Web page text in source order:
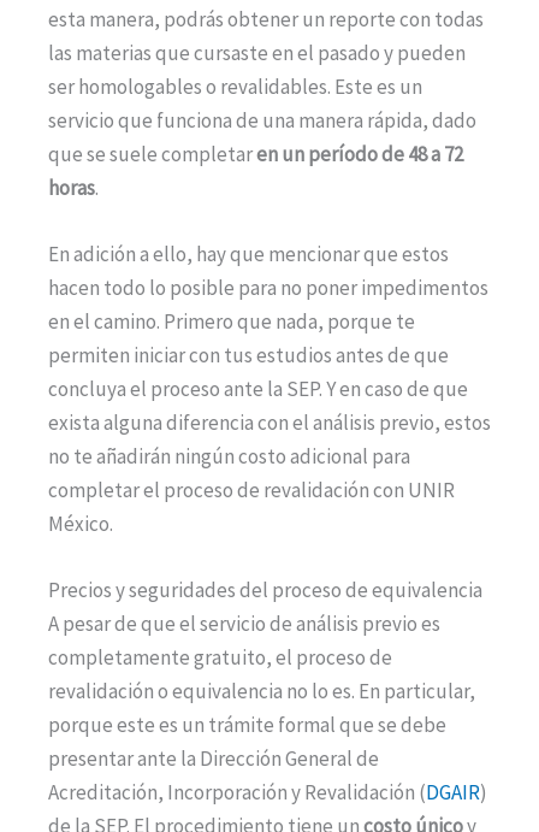
esta manera, podrás obtener un reporte con todas
las materias que cursaste en el pasado y pueden
ser homologables o revalidables. Este es un
servicio que funciona de una manera rápida, dado
que se suele completaren un período de 48 a 72
horas.
En adición a ello, hay que mencionar que estos
hacen todo lo posible para no poner impedimentos
en el camino. Primero que nada, porque te
permiten iniciar con tus estudios antes de que
concluya el proceso ante la SEP. Y en caso de que
exista alguna diferencia con el análisis previo, estos
no te añadirán ningún costo adicional para
completar el proceso de revalidación con UNIR
México.
Precios y seguridades del proceso de equivalencia
A pesar de que el servicio de análisis previo es
completamente gratuito, el proceso de
revalidación o equivalencia no lo es. En particular,
porque este es un trámite formal que se debe
presentar ante la Dirección General de
Acreditación, Incorporación y Revalidación (DGAIR)
de la SEP. El procedimiento tiene uncosto únicoy